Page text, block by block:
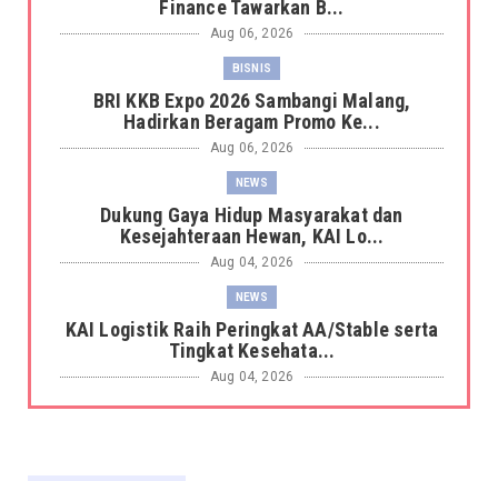
Finance Tawarkan B...
Aug 06, 2026
BISNIS
BRI KKB Expo 2026 Sambangi Malang,
Hadirkan Beragam Promo Ke...
Aug 06, 2026
NEWS
Dukung Gaya Hidup Masyarakat dan
Kesejahteraan Hewan, KAI Lo...
Aug 04, 2026
NEWS
KAI Logistik Raih Peringkat AA/Stable serta
Tingkat Kesehata...
Aug 04, 2026
NEWS